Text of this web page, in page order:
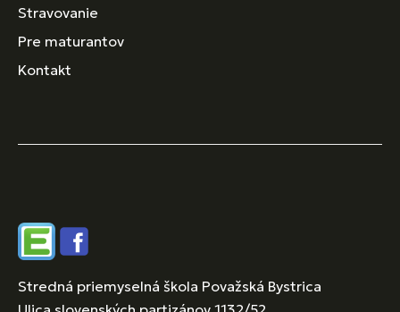
Stravovanie
Pre maturantov
Kontakt
EdupageFacebook
Stredná priemyselná škola Považská Bystrica